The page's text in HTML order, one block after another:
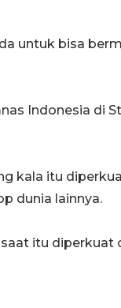
untuk bisa
Indonesia di
kala itu
dunia lainnya.
itu diperkuat
Unjuk